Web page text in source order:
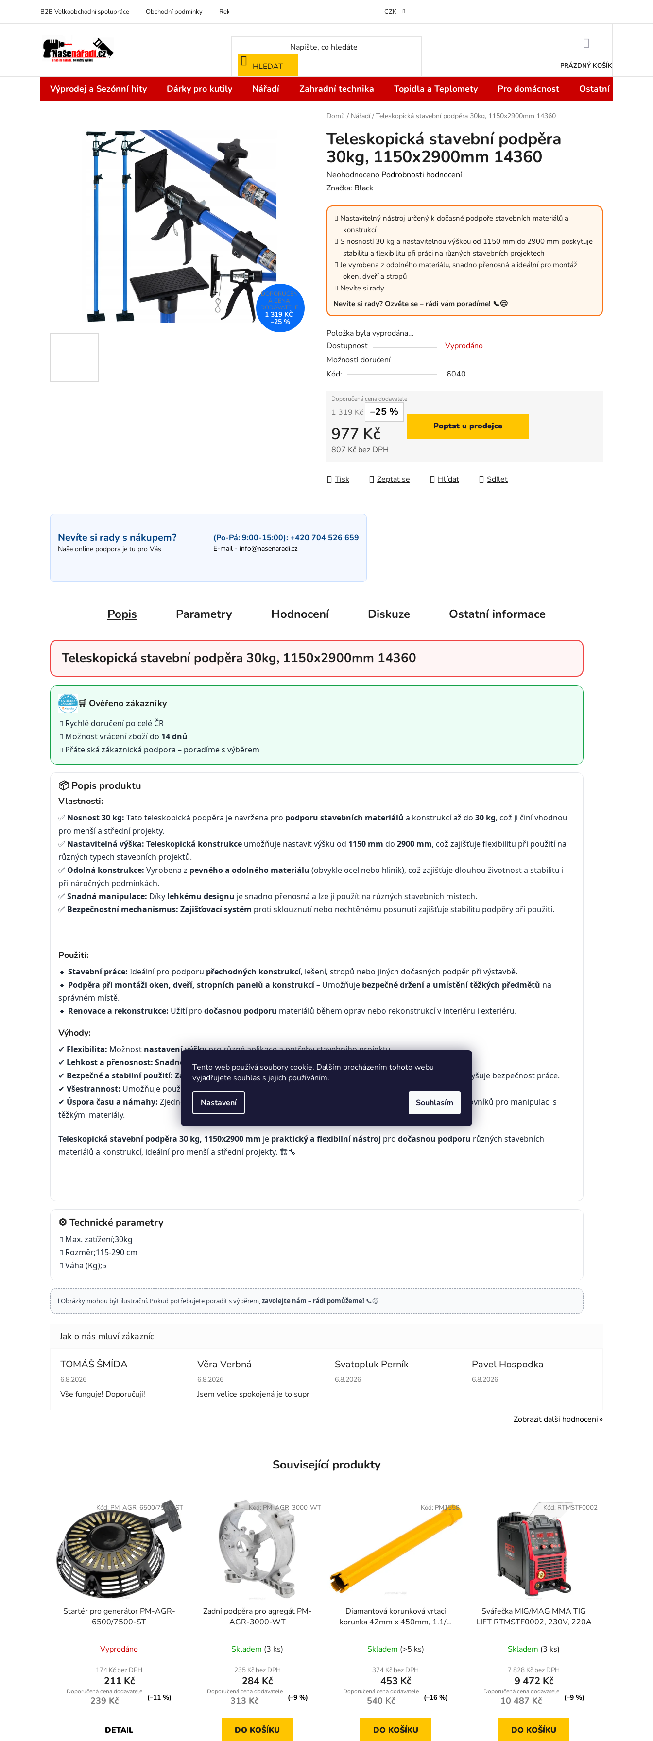
Tento web používá soubory cookie. Dalším procházením tohoto webu
vyjadřujete souhlas s jejich používáním.
Nastavení Souhlasím
obsah
B2B Velkoobchodní spolupráce Obchodní podmínky Reklamace Odstoupení od kupní smlouvy do 14 dní
CZK
HLEDAT PRÁZDNÝ KOŠÍK
Výprodej a Sezónní hity Dárky pro kutily Nářadí Zahradní technika Topidla a Teplomety Pro domácnost Ostatní
Domů / Nářadí / Teleskopická stavební podpěra 30kg, 1150x2900mm 14360
Teleskopická stavební podpěra
30kg, 1150x2900mm 14360
Průměrné
hodnocení
je
hvězdiček.
Neohodnoceno Podrobnosti hodnocení
Značka: Black
Nastavitelný nástroj určený k dočasné podpoře stavebních materiálů a
konstrukcí
S nosností 30 kg a nastavitelnou výškou od 1150 mm do 2900 mm poskytuje
stabilitu a flexibilitu při práci na různých stavebních projektech
Je vyrobena z odolného materiálu, snadno přenosná a ideální pro montáž
oken, dveří a stropů
Nevíte si rady
Nevíte si rady? Ozvěte se – rádi vám poradíme! 📞😊
Položka byla vyprodána…
Dostupnost
Vyprodáno
Možnosti doručení
Kód:
6040
1 319 Kč –25 %
977 Kč
807 Kč bez DPH
Poptat u prodejce
Tisk Zeptat se Hlídat Sdílet
1 319 KČ
–25 %
Nevíte si rady s nákupem?
Naše online podpora je tu pro Vás
(Po-Pá: 9:00-15:00):+420 704 526 659
E-mail - info@nasenaradi.cz
Popis Parametry Hodnocení Diskuze Ostatní informace
Teleskopická stavební podpěra 30kg, 1150x2900mm 14360
🛒 Ověřeno zákazníky
Rychlé doručení po celé ČR
Možnost vrácení zboží do 14 dnů
Přátelská zákaznická podpora – poradíme s výběrem
📦 Popis produktu
Vlastnosti:
✅ Nosnost 30 kg: Tato teleskopická podpěra je navržena pro podporu stavebních materiálů a konstrukcí až do 30 kg, což ji činí vhodnou
pro menší a střední projekty.
✅ Nastavitelná výška: Teleskopická konstrukce umožňuje nastavit výšku od 1150 mm do 2900 mm, což zajišťuje flexibilitu při použití na
různých typech stavebních projektů.
✅ Odolná konstrukce: Vyrobena z pevného a odolného materiálu (obvykle ocel nebo hliník), což zajišťuje dlouhou životnost a stabilitu i
při náročných podmínkách.
✅ Snadná manipulace: Díky lehkému designu je snadno přenosná a lze ji použít na různých stavebních místech.
✅ Bezpečnostní mechanismus: Zajišťovací systém proti sklouznutí nebo nechtěnému posunutí zajišťuje stabilitu podpěry při použití.
Použití:
🔹 Stavební práce: Ideální pro podporu přechodných konstrukcí, lešení, stropů nebo jiných dočasných podpěr při výstavbě.
🔹 Podpěra při montáži oken, dveří, stropních panelů a konstrukcí– Umožňuje bezpečné držení a umístění těžkých předmětů na
správném místě.
🔹 Renovace a rekonstrukce: Užití pro dočasnou podporu materiálů během oprav nebo rekonstrukcí v interiéru i exteriéru.
Výhody:
✔ Flexibilita: Možnost nastavení výškypro různé aplikace a potřeby stavebního projektu.
✔ Lehkost a přenosnost: Snadno přenosná a kompaktní – ideální pro práci na různých místech.
✔ Bezpečné a stabilní použití: Zajišťovací mechanismusa odolná konstrukce zajišťují stabilitu podpěry, což zvyšuje bezpečnost práce.
✔ Všestrannost: Umožňuje použití pro různé typy
při výstavbě, renovacích i montážích.
✔ Úspora času a námahy: Zjednodušuje práci tím, že poskytuje
bez nutnosti použít více pracovníků pro manipulaci s
těžkými materiály.
Teleskopická stavební podpěra 30 kg, 1150x2900 mm je praktický a flexibilní nástroj pro dočasnou podporu různých stavebních
materiálů a konstrukcí, ideální pro menší a střední projekty. 🏗️🔧
⚙️ Technické parametry
Max. zatížení;30kg
Rozměr;115-290 cm
Váha (Kg);5
❗ Obrázky mohou být ilustrační. Pokud potřebujete poradit s výběrem,zavolejte nám – rádi pomůžeme! 📞😊
TOMÁŠ ŠMÍDA
Hodnocení obchodu je 5 z 5 hvězdiček.
6.8.2026
Vše funguje! Doporučuji!
Věra Verbná
Hodnocení obchodu je 5 z 5 hvězdiček.
6.8.2026
Jsem velice spokojená je to supr
Svatopluk Perník
Hodnocení obchodu je 5 z 5 hvězdiček.
6.8.2026
Pavel Hospodka
Hodnocení obchodu je 5 z 5 hvězdiček.
6.8.2026
Zobrazit další hodnocení
Související produkty
Startér pro generátor PM-AGR-
6500/7500-ST
Vyprodáno
174 Kč bez DPH
211 Kč
239 Kč (–11 %)
DETAIL
Kód:PM-AGR-6500/7500-ST
Zadní podpěra pro agregát PM-
AGR-3000-WT
Skladem (3 ks)
235 Kč bez DPH
284 Kč
313 Kč (–9 %)
DO KOŠÍKU
Kód: PM-AGR-3000-WT
Diamantová korunková vrtací
korunka 42mm x 450mm, 1.1/4
Skladem (>5 ks)
374 Kč bez DPH
453 Kč
540 Kč (–16 %)
DO KOŠÍKU
Kód: PM1558
Svářečka MIG/MAG MMA TIG
LIFT RTMSTF0002, 230V, 220A
Skladem (3 ks)
7 828 Kč bez DPH
9 472 Kč
10 487 Kč (–9 %)
DO KOŠÍKU
Kód: RTMSTF0002